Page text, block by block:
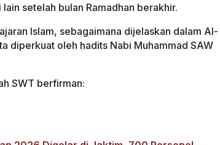
setelah bulan Ramadhan berakhir.
Islam, sebagaimana dijelaskan dalam Al-
diperkuat oleh hadits Nabi Muhammad SAW
SWT berfirman: